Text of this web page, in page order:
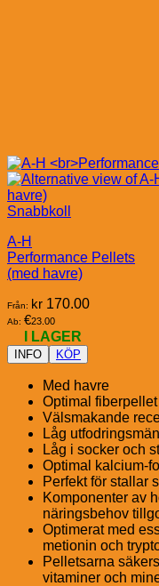
Snabbkoll
A-H
Performance Pellets
(med havre)
Från: kr 170.00
Ab: €23.00
I LAGER
INFO KÖP
Med havre
Optimal fiberpellet
Välsmakande
Låg
Låg i socker och
Optimal kalcium-
Perfekt för stallar
Komponenter av
näringsbehov
Optimerat med
metionin och
Pelletsarna
vitaminer och